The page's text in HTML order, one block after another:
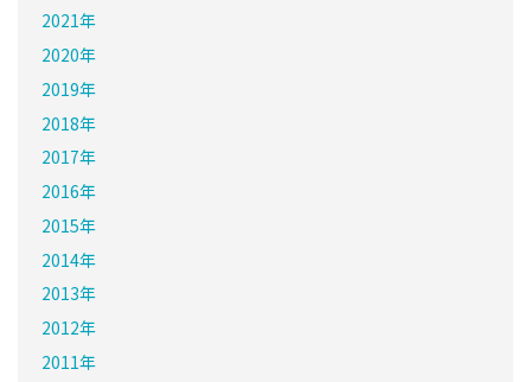
2021年
2020年
2019年
2018年
2017年
2016年
2015年
2014年
2013年
2012年
2011年